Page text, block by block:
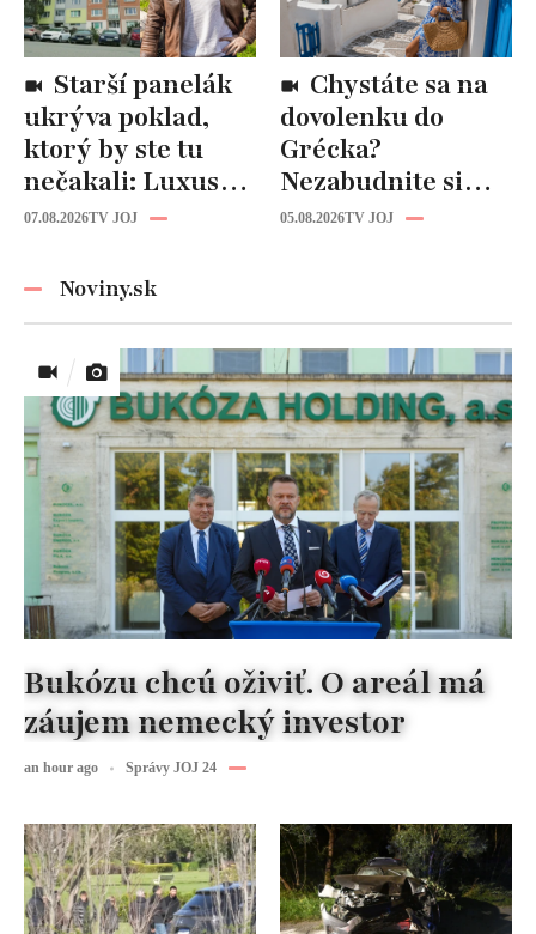
ukrýva poklad,
ktorý by ste tu
nečakali: Luxusná
kuchyňa aj
novostavby!
07.08.2026TV JOJ
dovolenku do
Grécka?
Nezabudnite si
odtiaľ uloviť tieto
05.08.2026TV JOJ
Noviny.sk
Bukózu chcú oživiť. O areál má
záujem nemecký investor
an hour ago Správy JOJ 24